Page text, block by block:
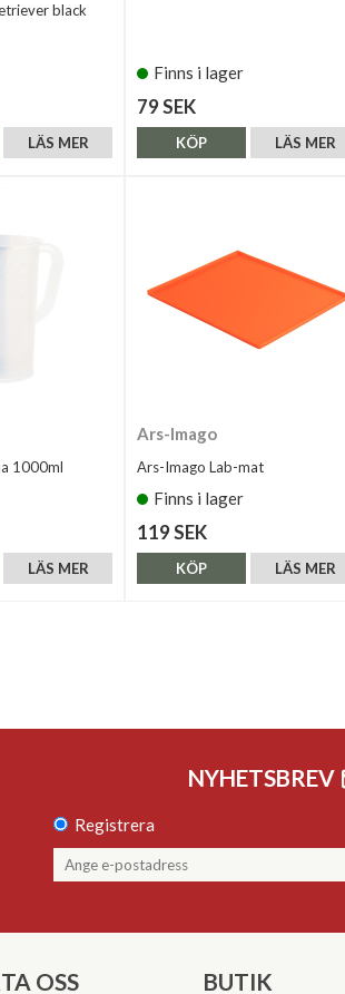
black
LÄS MER
Finns i lager
79 SEK
LÄS MER
KÖP
1000ml
LÄS MER
Ars-Imago
Ars-Imago Lab-mat
Finns i lager
119 SEK
LÄS MER
KÖP
NYHETSBREV
Registrera
OSS BUTIK